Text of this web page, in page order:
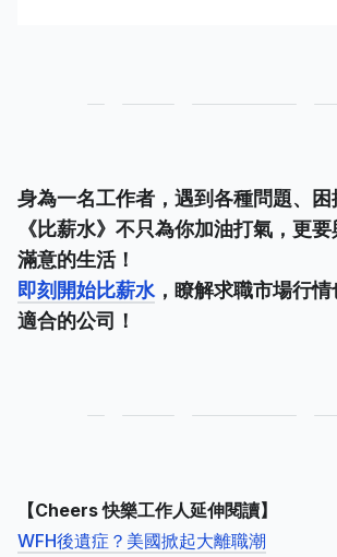
身為一名工作者，遇到各種問題、困
《比薪水》不只為你加油打氣，更
滿意的生活！
即刻開始比薪水，瞭解求職市場行
適合的公司！
【Cheers 快樂工作人延伸閱讀】
WFH後遺症？美國掀起大離職潮